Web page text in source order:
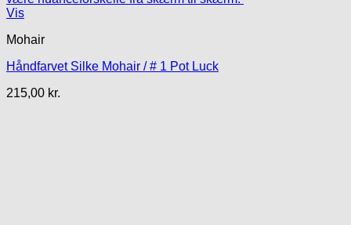
Vis
Mohair
Håndfarvet Silke Mohair / # 1 Pot Luck
215,00 kr.